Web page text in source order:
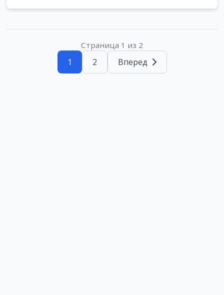
Страница 1 из 2
1 2 Вперед